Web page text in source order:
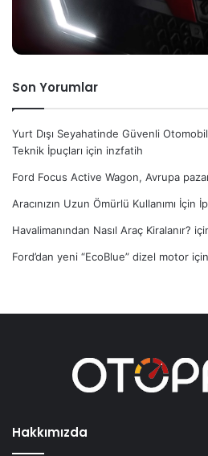
Son Yorumlar
Yurt Dışı Seyahatinde Güvenli
Teknik İpuçları için inzfatih
Ford Focus Active Wagon, Avrupa
Aracınızın Uzun Ömürlü Kullanımı İçin
Havalimanından Nasıl Araç Kiralanır?
Ford’dan yeni “EcoBlue” dizel motor için
Hakkımızda